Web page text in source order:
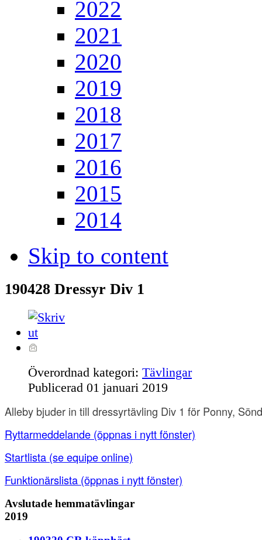
2022
2021
2020
2019
2018
2017
2016
2015
2014
Skip to content
190428 Dressyr Div 1
Överordnad kategori: Tävlingar
Publicerad 01 januari 2019
Alleby bjuder in till dressyrtävling Div 1 för Ponny,
Ryttarmeddelande (öppnas i nytt fönster)
Startlista (se equipe online)
Funktionärslista (öppnas i nytt fönster)
Avslutade hemmatävlingar
2019